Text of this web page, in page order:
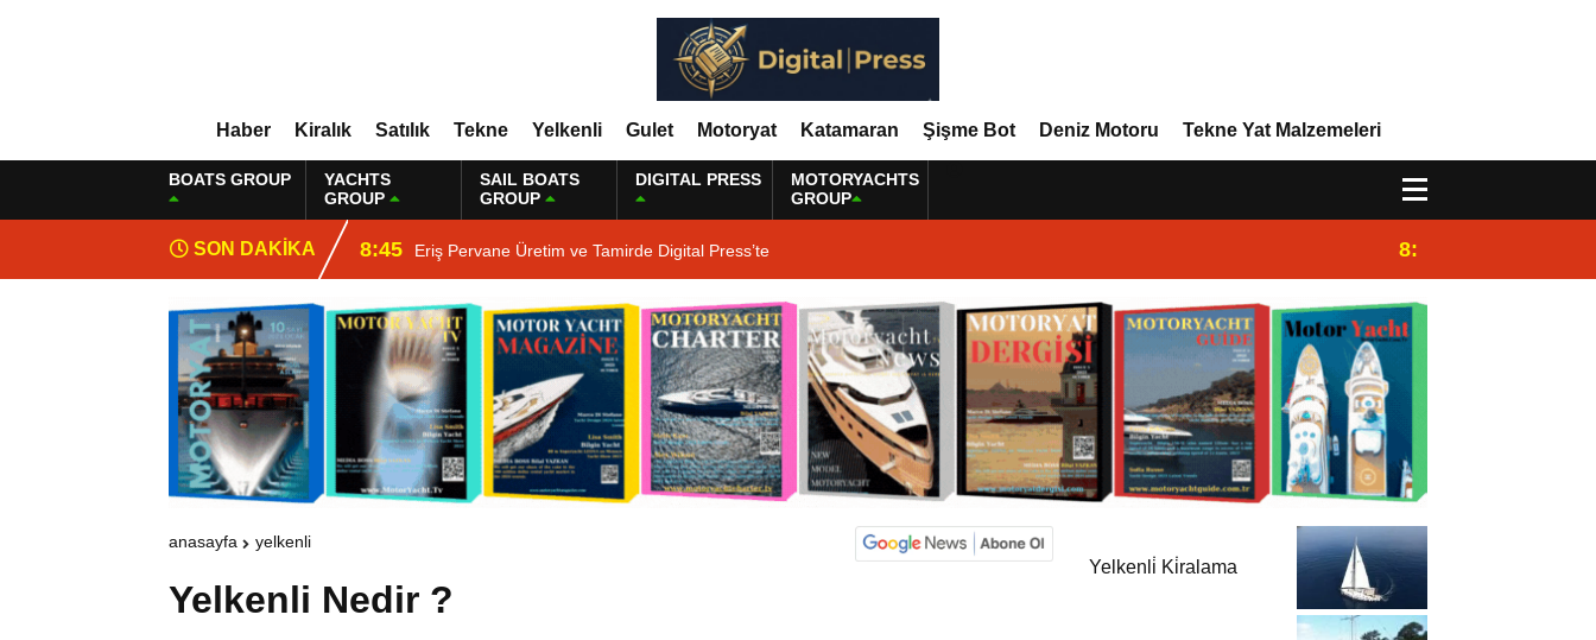
Haber Kiralık Satılık Tekne Yelkenli Gulet Motoryat Katamaran Şişme Bot Deniz Motoru Tekne Yat Malzemeleri
BOATS GROUP
YACHTS
GROUP
SAIL BOATS
GROUP
DIGITAL PRESS
MOTORYACHTS
GROUP
SON DAKİKA 8:45 Eriş Pervane Üretim ve Tamirde Digital Press’te 8:29
anasayfa yelkenli
Yelkenli Nedir ?
Yelkenli̇ Ki̇ralama